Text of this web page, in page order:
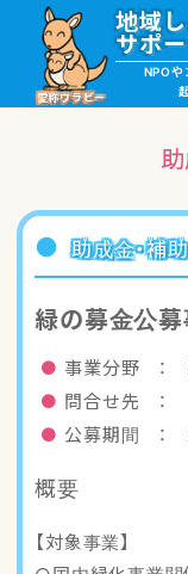
愛称ワラビー
地域
サポ
NPOや
助成金・補
緑の募金公
事業分野 ：
問合せ先 ：
公募期間 ：
概要
【対象事業】